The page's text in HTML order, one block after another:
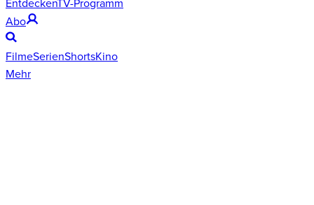
EntdeckenTV-Programm
Abo
FilmeSerienShortsKino
Mehr